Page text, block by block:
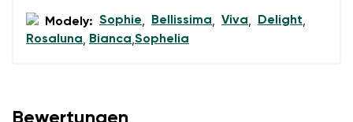
Modely: Sophie, Bellissima, Viva, Delight,
Rosaluna, Bianca,Sophelia
Bewertungen